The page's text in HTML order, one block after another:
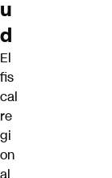
u
d
El
fis
cal
re
gi
on